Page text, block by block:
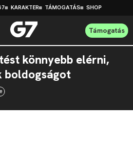
KARAKTER TÁMOGATÁS SHOP
Támogatás
könnyebb elérni,
boldogságot